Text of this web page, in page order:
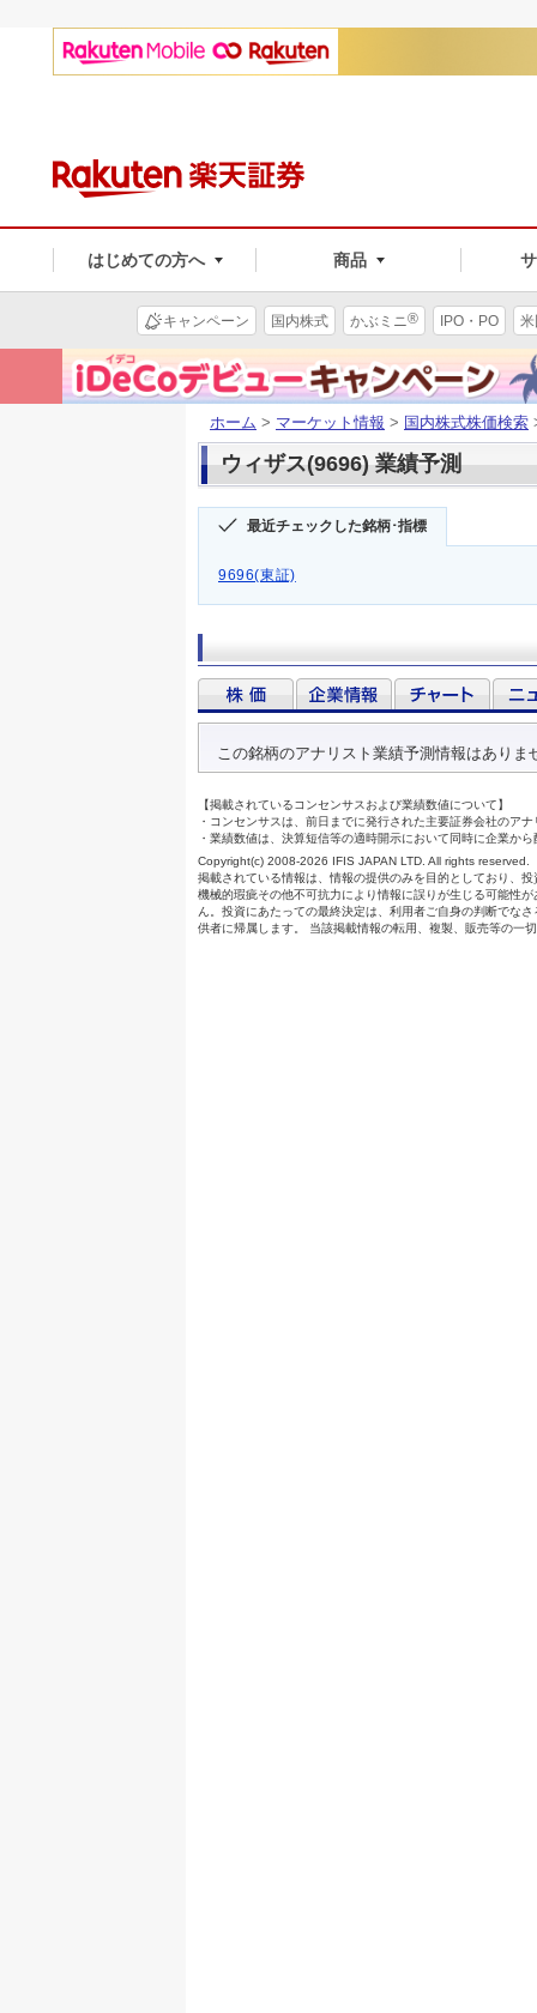
はじめての方へ 商品
キャンペーン 国内株式 かぶミニ® IPO・PO
ホーム > マーケット情報 > 国内株式株価検索
ウィザス(9696) 業績予測
最近チェックした銘柄･指標
9696(東証)